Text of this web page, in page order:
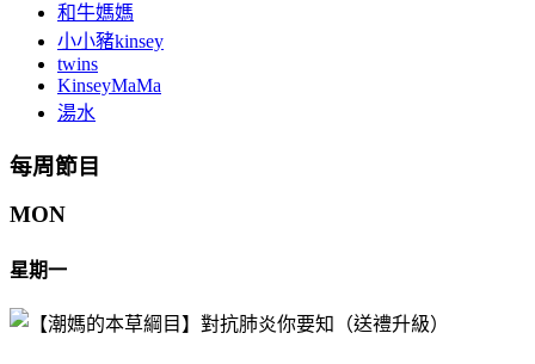
和牛媽媽
小小豬kinsey
twins
KinseyMaMa
湯水
每周節目
MON
星期一